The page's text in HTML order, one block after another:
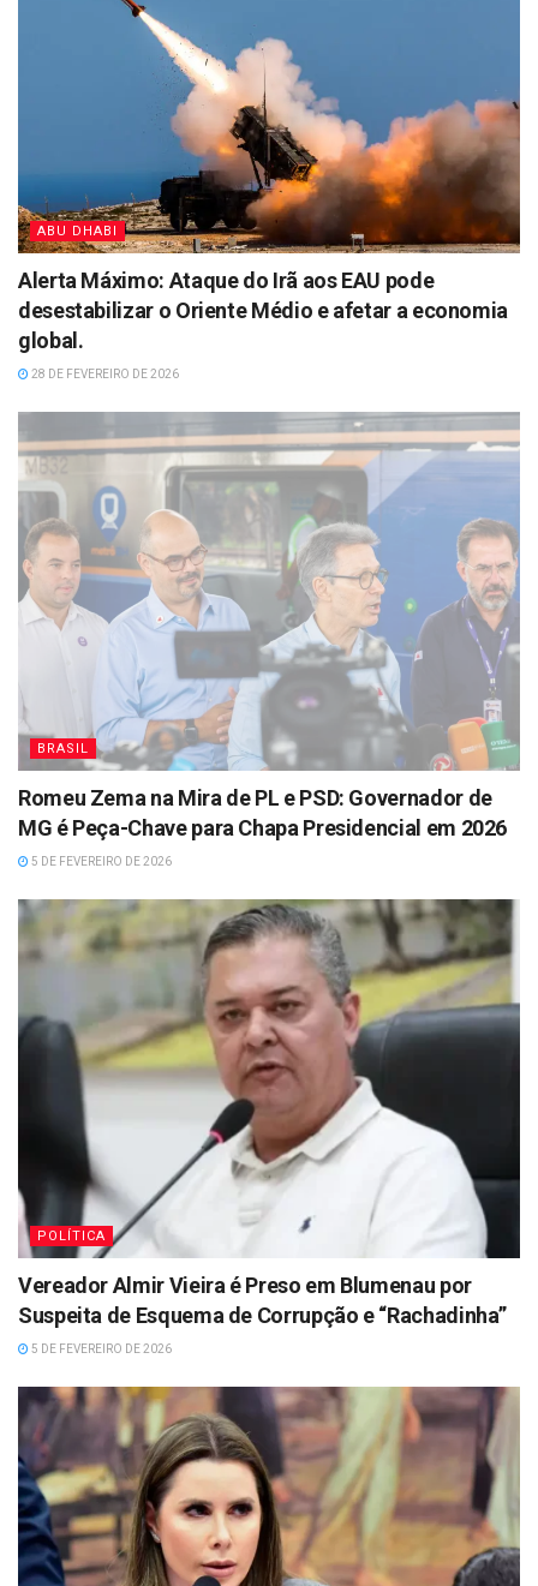
ABU DHABI
Alerta Máximo: Ataque do Irã aos EAU pode
desestabilizar o Oriente Médio e afetar a economia
global.
28 DE FEVEREIRO DE 2026
BRASIL
Romeu Zema na Mira de PL e PSD: Governador de
MG é Peça-Chave para Chapa Presidencial em 2026
5 DE FEVEREIRO DE 2026
POLÍTICA
Vereador Almir Vieira é Preso em Blumenau por
Suspeita de Esquema de Corrupção e “Rachadinha”
5 DE FEVEREIRO DE 2026